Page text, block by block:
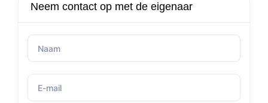
Neem contact op met de eigenaar